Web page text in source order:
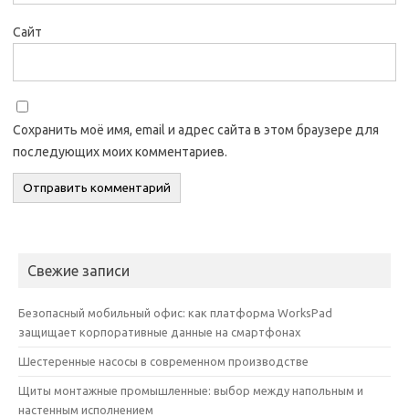
Сайт
Сохранить моё имя, email и адрес сайта в этом браузере для
последующих моих комментариев.
Свежие записи
Безопасный мобильный офис: как платформа WorksPad
защищает корпоративные данные на смартфонах
Шестеренные насосы в современном производстве
Щиты монтажные промышленные: выбор между напольным и
настенным исполнением